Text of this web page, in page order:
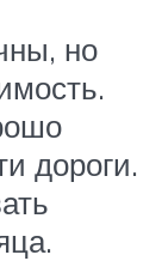
но
дороги.